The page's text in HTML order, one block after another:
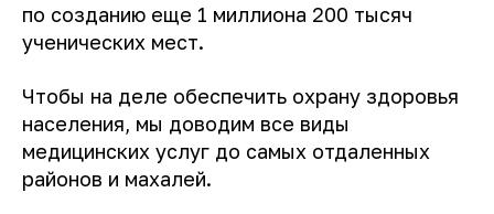
по созданию еще 1 миллиона 200 тысяч
ученических мест.
Чтобы на деле обеспечить охрану здоровья
населения, мы доводим все виды
медицинских услуг до самых отдаленных
районов и махалей.